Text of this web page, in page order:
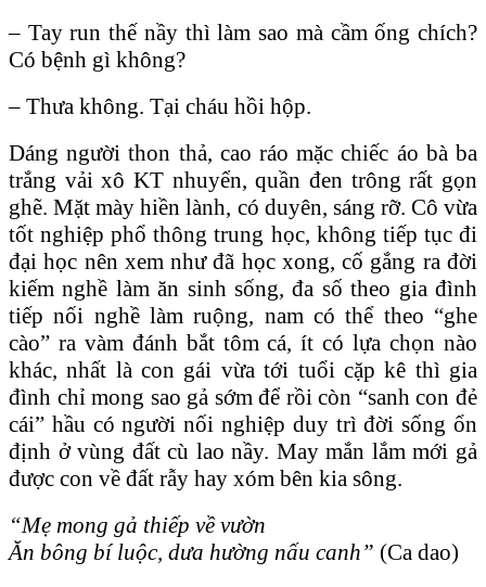
– Tay run thế nầy thì làm sao mà cầm ống chích?
Có bệnh gì không?
– Thưa không. Tại cháu hồi hộp.
Dáng người thon thả, cao ráo mặc chiếc áo bà ba
trắng vải xô KT nhuyển, quần đen trông rất gọn
ghẽ. Mặt mày hiền lành, có duyên, sáng rỡ. Cô vừa
tốt nghiệp phổ thông trung học, không tiếp tục đi
đại học nên xem như đã học xong, cố gắng ra đời
kiếm nghề làm ăn sinh sống, đa số theo gia đình
tiếp nối nghề làm ruộng, nam có thể theo “ghe
cào” ra vàm đánh bắt tôm cá, ít có lựa chọn nào
khác, nhất là con gái vừa tới tuổi cặp kê thì gia
đình chỉ mong sao gả sớm để rồi còn “sanh con đẻ
cái” hầu có người nối nghiệp duy trì đời sống ổn
định ở vùng đất cù lao nầy. May mắn lắm mới gả
được con về đất rẫy hay xóm bên kia sông.
“Mẹ mong gả thiếp về vườn
Ăn bông bí luộc, dưa hường nấu canh” (Ca dao)